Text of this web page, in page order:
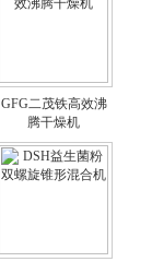
GFG二茂铁高效沸
腾干燥机